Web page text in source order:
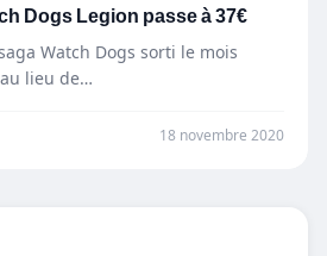
Dogs Legion passe à 37€
Watch Dogs sorti le mois
lieu de…
18 novembre 2020